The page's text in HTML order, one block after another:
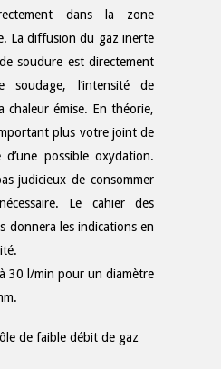
dans la zone
La diffusion du gaz inerte
soudure est directement
l’intensité de
chaleur émise. En théorie,
plus votre joint de
possible oxydation.
judicieux de consommer
Le cahier des
donnera les indications en
30 l/min pour un diamètre
de faible débit de gaz